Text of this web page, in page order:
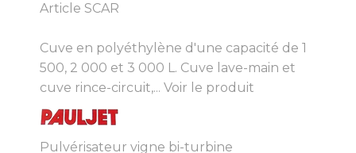
Article SCAR
Cuve en polyéthylène d'une capacité de 1
500, 2 000 et 3 000 L. Cuve lave-main et
cuve rince-circuit,... Voir le produit
Pulvérisateur vigne bi-turbine